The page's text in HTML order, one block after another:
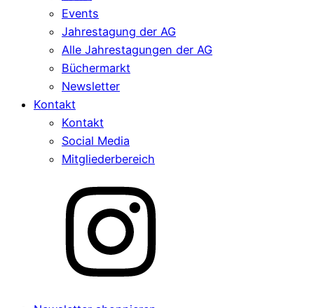
Events
Jahrestagung der AG
Alle Jahrestagungen der AG
Büchermarkt
Newsletter
Kontakt
Kontakt
Social Media
Mitgliederbereich